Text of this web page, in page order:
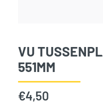
VU
551MM
€4,50